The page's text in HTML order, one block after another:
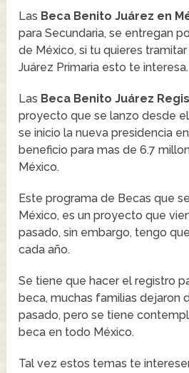
Las Beca Benito Juárez en
para Secundaria, se entregan
de México, si tu quieres
Juárez Primaria esto te interesa.
Las Beca Benito Juárez
proyecto que se lanzo desde
se inicio la nueva presidencia
beneficio para mas de 6.7
México.
Este programa de Becas que
México, es un proyecto que
pasado, sin embargo, tengo
cada año.
Se tiene que hacer el registro
beca, muchas familias dejaron
pasado, pero se tiene
beca en todo México.
Tal vez estos temas te